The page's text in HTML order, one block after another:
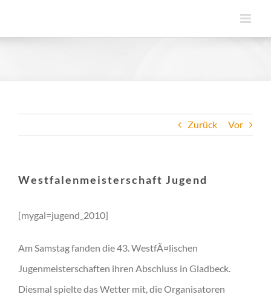
Zurück Vor
Westfalenmeisterschaft Jugend
[mygal=jugend_2010]
Am Samstag fanden die 43. WestfÃ¤lischen
Jugenmeisterschaften ihren Abschluss in Gladbeck.
Diesmal spielte das Wetter mit, die Organisatoren